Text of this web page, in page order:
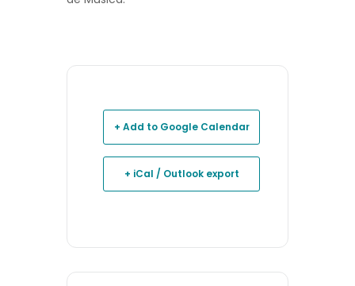
+ Add to Google Calendar
+ iCal / Outlook export